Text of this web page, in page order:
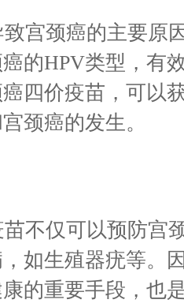
宫颈癌的主要原
的HPV类型，有
四价疫苗，可以
颈癌的发生。
不仅可以预防宫
如生殖器疣等。
的重要手段，也